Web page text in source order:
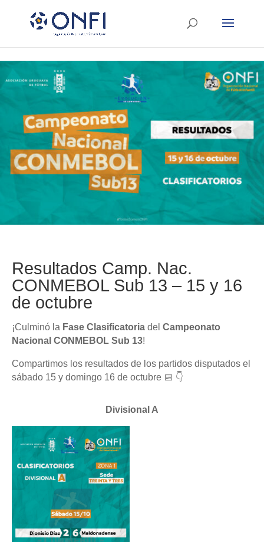
Resultados Camp. Nac.
CONMEBOL Sub 13 – 15 y 16
de octubre
¡Culminó la Fase Clasificatoria del Campeonato
Nacional CONMEBOL Sub 13!
Compartimos los resultados de los partidos disputados el
sábado 15 y domingo 16 de octubre 📅 👇
Divisional A